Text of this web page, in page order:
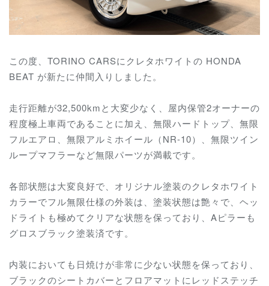
この度、TORINO CARSにクレタホワイトの HONDA
BEAT が新たに仲間入りしました。
走行距離が32,500kmと大変少なく、屋内保管2オーナーの
程度極上車両であることに加え、 無限ハードトップ、 無限
フルエアロ、無限アルミホイール（NR-10）、無限ツイン
ループマフラーなど無限パーツが満載です。
各部状態は大変良好で、オリジナル塗装のクレタホワイト
カラーでフル無限仕様の外装は、塗装状態は艶々で、ヘッ
ドライトも極めてクリアな状態を保っており、Aピラーも
グロスブラック塗装済です。
内装においても日焼けが非常に少ない状態を保っており、
ブラックのシートカバーとフロアマットにレッドステッチ